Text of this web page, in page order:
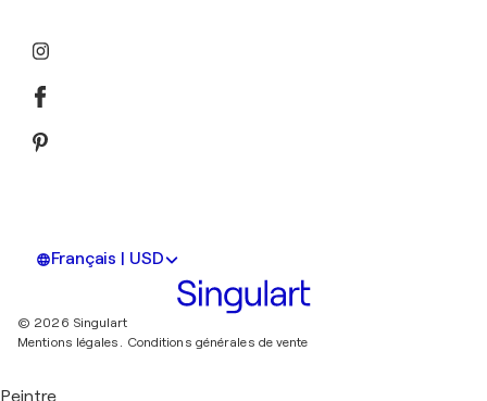
Français | USD
© 2026 Singulart
Mentions légales. Conditions générales de vente
Peintre